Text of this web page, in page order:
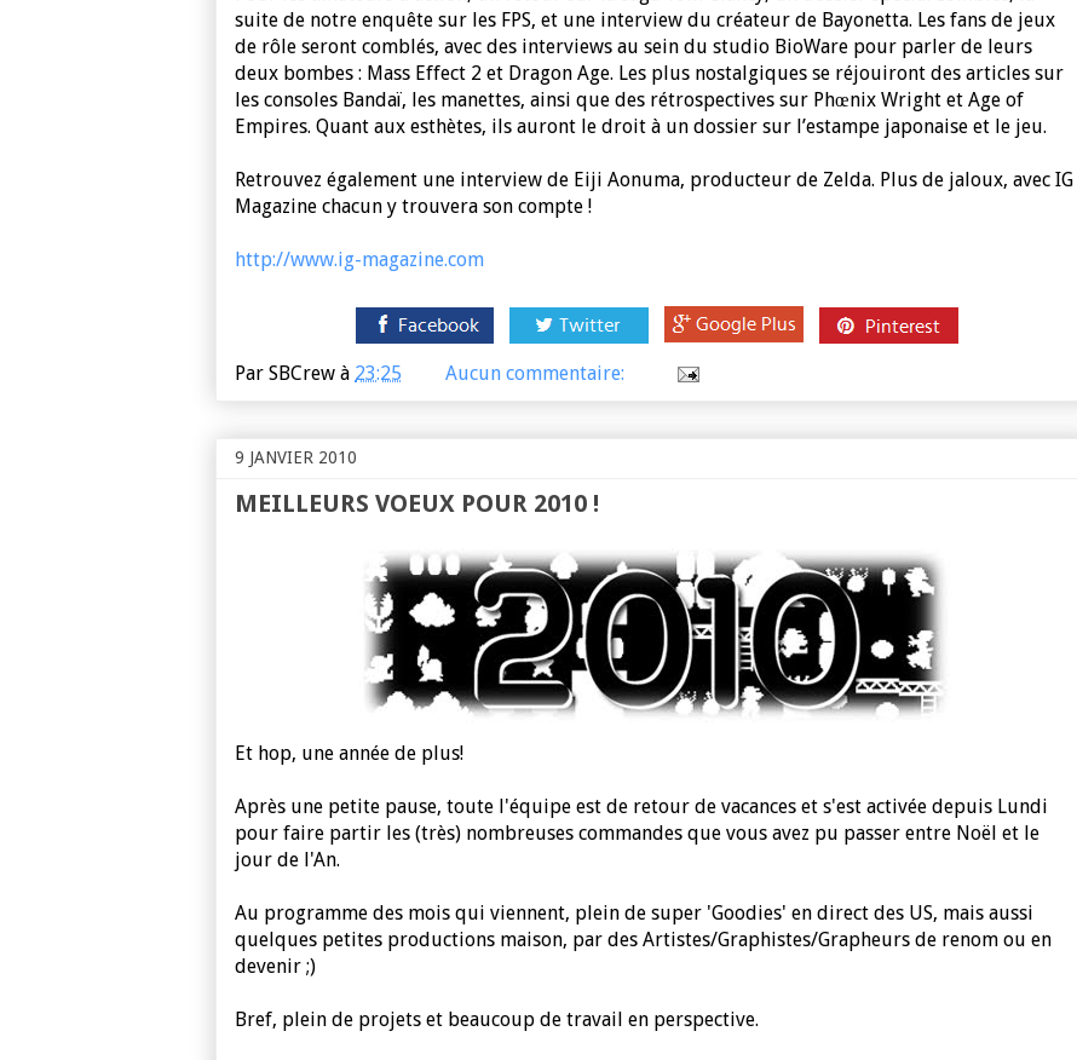
suite de notre enquête sur les FPS, et une interview du créateur de Bayonetta. Les fans de jeux
de rôle seront comblés, avec des interviews au sein du studio BioWare pour parler de leurs
deux bombes : Mass Effect 2 et Dragon Age. Les plus nostalgiques se réjouiront des articles sur
les consoles Bandaï, les manettes, ainsi que des rétrospectives sur Phœnix Wright et Age of
Empires. Quant aux esthètes, ils auront le droit à un dossier sur l’estampe japonaise et le jeu.
Retrouvez également une interview de Eiji Aonuma, producteur de Zelda. Plus de jaloux, avec IG
Magazine chacun y trouvera son compte !
http://www.ig-magazine.com
Par SBCrew à 23:25 Aucun commentaire:
9 JANVIER 2010
MEILLEURS VOEUX POUR 2010 !
Et hop, une année de plus!
Après une petite pause, toute l'équipe est de retour de vacances et s'est activée depuis Lundi
pour faire partir les (très) nombreuses commandes que vous avez pu passer entre Noël et le
jour de l'An.
Au programme des mois qui viennent, plein de super 'Goodies' en direct des US, mais aussi
quelques petites productions maison, par des Artistes/Graphistes/Grapheurs de renom ou en
devenir ;)
Bref, plein de projets et beaucoup de travail en perspective.